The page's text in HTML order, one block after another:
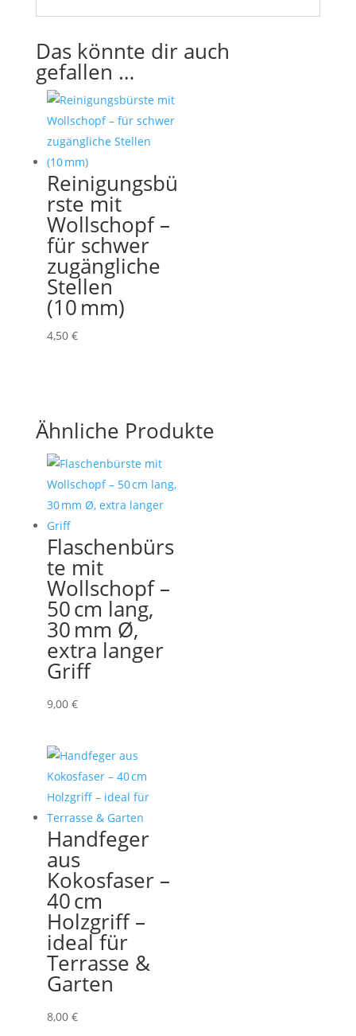
Das könnte dir auch
gefallen …
Reinigungsbü
rste mit
Wollschopf –
für schwer
zugängliche
Stellen
(10 mm)
4,50 €
Ähnliche Produkte
Flaschenbürs
te mit
Wollschopf –
50 cm lang,
30 mm Ø,
extra langer
Griff
9,00 €
Handfeger
aus
Kokosfaser –
40 cm
Holzgriff –
ideal für
Terrasse &
Garten
8,00 €